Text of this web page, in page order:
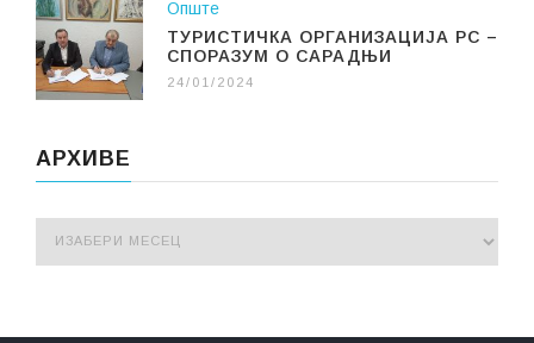
Опште
ТУРИСТИЧКА ОРГАНИЗАЦИЈА РС –
СПОРАЗУМ О САРАДЊИ
24/01/2024
АРХИВЕ